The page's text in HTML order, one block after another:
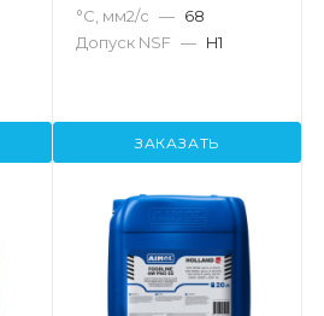
°С, мм2/с — 68
Допуск NSF — H1
ЗАКАЗАТЬ